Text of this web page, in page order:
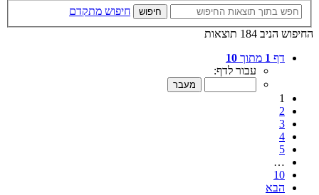
חיפוש
חיפוש מתקדם
החיפוש הניב 184 תוצאות
דף 1 מתוך 10
עבור לדף:
1
2
3
4
5
…
10
הבא